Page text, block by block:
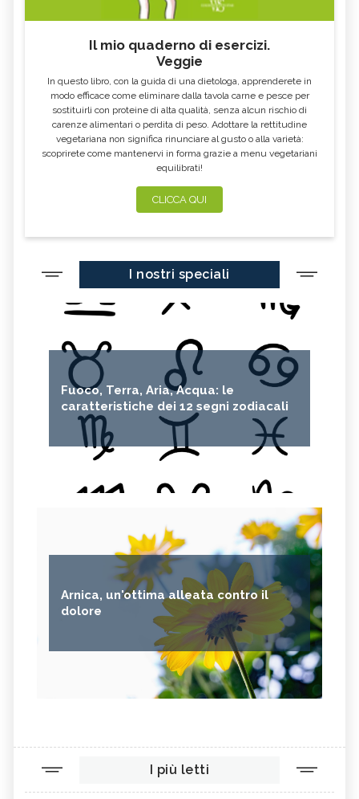
Il mio quaderno di esercizi.
Veggie
In questo libro, con la guida di una dietologa, apprenderete in
modo efficace come eliminare dalla tavola carne e pesce per
sostituirli con proteine di alta qualità, senza alcun rischio di
carenze alimentari o perdita di peso. Adottare la rettitudine
vegetariana non significa rinunciare al gusto o alla varietà:
scoprirete come mantenervi in forma grazie a menu vegetariani
equilibrati!
CLICCA QUI
I nostri speciali
Fuoco, Terra, Aria, Acqua: le
caratteristiche dei 12 segni zodiacali
Arnica, un'ottima alleata contro il
dolore
I più letti